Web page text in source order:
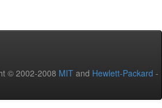
© 2002-2008 MIT and Hewlett-Packard -